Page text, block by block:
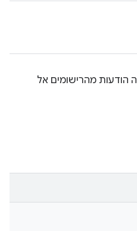
הודעות מהרישומים אל